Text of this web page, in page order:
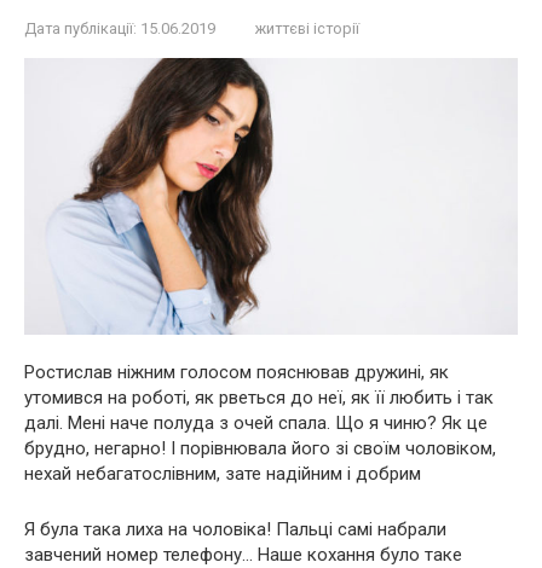
Дата публікації: 15.06.2019 життєві історії
Ростислав ніжним голосом пояснював дружині, як
утомився на роботі, як рветься до неї, як її любить і так
далі. Мені наче полуда з очей спала. Що я чиню? Як це
брyдно, негарно! І порівнювала його зі своїм чоловіком,
нехай небагатослівним, зате надійним і добрим
Я була така лиха на чоловіка! Пальці самі набрали
завчений номер телефону… Наше кохання було таке